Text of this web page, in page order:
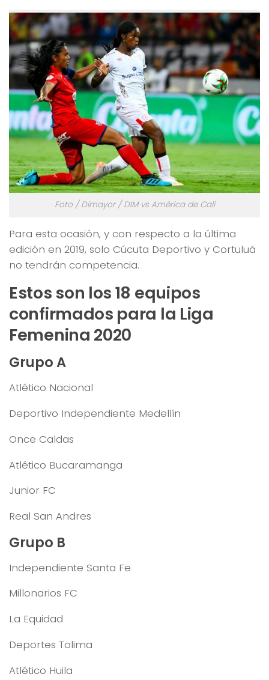
Foto / Dimayor / DIM vs América de Cali
Para esta ocasión, y con respecto a la última
edición en 2019, solo Cúcuta Deportivo y Cortuluá
no tendrán competencia.
Estos son los 18 equipos
confirmados para la Liga
Femenina 2020
Grupo A
Atlético Nacional
Deportivo Independiente Medellín
Once Caldas
Atlético Bucaramanga
Junior FC
Real San Andres
Grupo B
Independiente Santa Fe
Millonarios FC
La Equidad
Deportes Tolima
Atlético Huila